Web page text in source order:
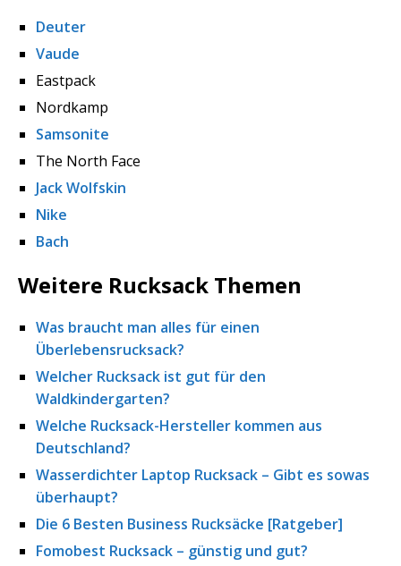
Deuter
Vaude
Eastpack
Nordkamp
Samsonite
The North Face
Jack Wolfskin
Nike
Bach
Weitere Rucksack Themen
Was braucht man alles für einen
Überlebensrucksack?
Welcher Rucksack ist gut für den
Waldkindergarten?
Welche Rucksack-Hersteller kommen aus
Deutschland?
Wasserdichter Laptop Rucksack – Gibt es sowas
überhaupt?
Die 6 Besten Business Rucksäcke [Ratgeber]
Fomobest Rucksack – günstig und gut?